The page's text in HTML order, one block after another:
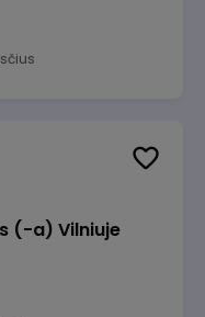
(-a) Vilniuje